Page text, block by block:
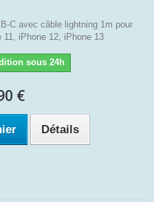
C avec câble lightning 1m pour
iPhone 12, iPhone 13
sous 24h
€
Détails